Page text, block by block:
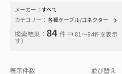
メーカー： すべて
カテゴリー： 各種ケーブル/コネクター
検索結果： 84 件 中 81〜84件を表示
す）
表示件数 並び替え